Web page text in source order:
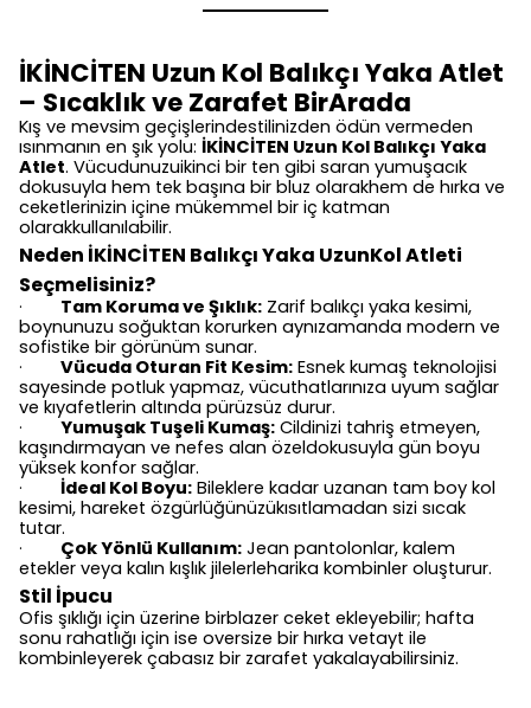
İKİNCİTEN Uzun Kol Balıkçı Yaka Atlet
– Sıcaklık ve Zarafet BirArada
Kış ve mevsim geçişlerindestilinizden ödün vermeden
ısınmanın en şık yolu: İKİNCİTEN Uzun Kol Balıkçı Yaka
Atlet. Vücudunuzuikinci bir ten gibi saran yumuşacık
dokusuyla hem tek başına bir bluz olarakhem de hırka ve
ceketlerinizin içine mükemmel bir iç katman
olarakkullanılabilir.
Neden İKİNCİTEN Balıkçı Yaka UzunKol Atleti
Seçmelisiniz?
· Tam Koruma ve Şıklık: Zarif balıkçı yaka kesimi,
boynunuzu soğuktan korurken aynızamanda modern ve
sofistike bir görünüm sunar.
· Vücuda Oturan Fit Kesim: Esnek kumaş teknolojisi
sayesinde potluk yapmaz, vücuthatlarınıza uyum sağlar
ve kıyafetlerin altında pürüzsüz durur.
· Yumuşak Tuşeli Kumaş: Cildinizi tahriş etmeyen,
kaşındırmayan ve nefes alan özeldokusuyla gün boyu
yüksek konfor sağlar.
· İdeal Kol Boyu: Bileklere kadar uzanan tam boy kol
kesimi, hareket özgürlüğünüzükısıtlamadan sizi sıcak
tutar.
· Çok Yönlü Kullanım: Jean pantolonlar, kalem
etekler veya kalın kışlık jilelerleharika kombinler oluşturur.
Stil İpucu
Ofis şıklığı için üzerine birblazer ceket ekleyebilir; hafta
sonu rahatlığı için ise oversize bir hırka vetayt ile
kombinleyerek çabasız bir zarafet yakalayabilirsiniz.